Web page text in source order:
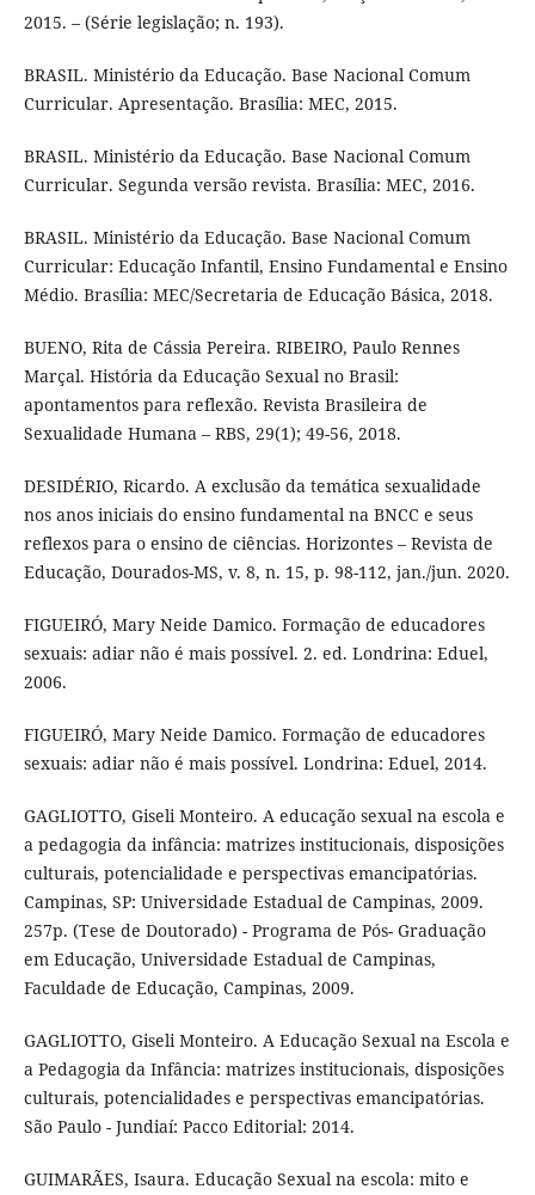
2015. – (Série legislação; n. 193).
BRASIL. Ministério da Educação. Base Nacional Comum
Curricular. Apresentação. Brasília: MEC, 2015.
BRASIL. Ministério da Educação. Base Nacional Comum
Curricular. Segunda versão revista. Brasília: MEC, 2016.
BRASIL. Ministério da Educação. Base Nacional Comum
Curricular: Educação Infantil, Ensino Fundamental e Ensino
Médio. Brasília: MEC/Secretaria de Educação Básica, 2018.
BUENO, Rita de Cássia Pereira. RIBEIRO, Paulo Rennes
Marçal. História da Educação Sexual no Brasil:
apontamentos para reflexão. Revista Brasileira de
Sexualidade Humana – RBS, 29(1); 49-56, 2018.
DESIDÉRIO, Ricardo. A exclusão da temática sexualidade
nos anos iniciais do ensino fundamental na BNCC e seus
reflexos para o ensino de ciências. Horizontes – Revista de
Educação, Dourados-MS, v. 8, n. 15, p. 98-112, jan./jun. 2020.
FIGUEIRÓ, Mary Neide Damico. Formação de educadores
sexuais: adiar não é mais possível. 2. ed. Londrina: Eduel,
2006.
FIGUEIRÓ, Mary Neide Damico. Formação de educadores
sexuais: adiar não é mais possível. Londrina: Eduel, 2014.
GAGLIOTTO, Giseli Monteiro. A educação sexual na escola e
a pedagogia da infância: matrizes institucionais, disposições
culturais, potencialidade e perspectivas emancipatórias.
Campinas, SP: Universidade Estadual de Campinas, 2009.
257p. (Tese de Doutorado) - Programa de Pós- Graduação
em Educação, Universidade Estadual de Campinas,
Faculdade de Educação, Campinas, 2009.
GAGLIOTTO, Giseli Monteiro. A Educação Sexual na Escola e
a Pedagogia da Infância: matrizes institucionais, disposições
culturais, potencialidades e perspectivas emancipatórias.
São Paulo - Jundiaí: Pacco Editorial: 2014.
GUIMARÃES, Isaura. Educação Sexual na escola: mito e